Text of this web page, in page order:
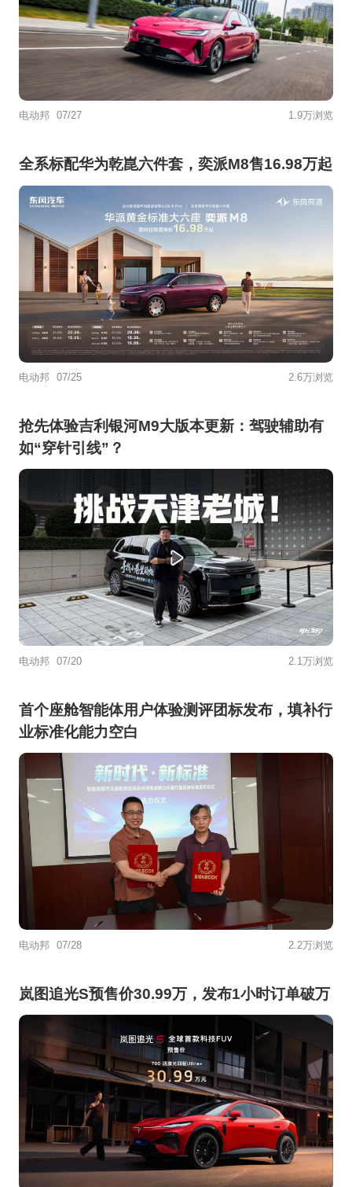
电动邦 07/27 1.9万浏览
全系标配华为乾崑六件套，奕派M8售16.98万起
电动邦 07/25 2.6万浏览
抢先体验吉利银河M9大版本更新：驾驶辅助有
如“穿针引线”？
电动邦 07/20 2.1万浏览
首个座舱智能体用户体验测评团标发布，填补行
业标准化能力空白
电动邦 07/28 2.2万浏览
岚图追光S预售价30.99万，发布1小时订单破万